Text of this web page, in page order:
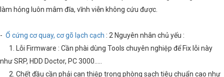
làm hỏng luôn mâm đĩa, vĩnh viễn không cứu được.
- Ổ cứng cơ quay, cơ gõ lạch cạch : 2 Nguyên nhân chủ yếu :
1. Lỗi Firmware : Cần phài dùng Tools chuyên nghiệp để Fix lỗi này
như SRP, HDD Doctor, PC 3000…..
2. Chết đầu cần phải can thiệp trong phòng sạch tiêu chuẩn cao như